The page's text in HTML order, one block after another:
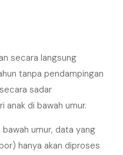
secara langsung
tanpa pendampingan
sadar
anak di bawah umur.
umur, data yang
hanya akan diproses